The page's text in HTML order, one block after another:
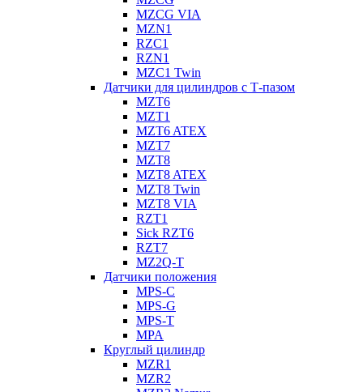
MZCG VIA
MZN1
RZC1
RZN1
MZC1 Twin
Датчики для цилиндров с Т-пазом
MZT6
MZT1
MZT6 ATEX
MZT7
MZT8
MZT8 ATEX
MZT8 Twin
MZT8 VIA
RZT1
Sick RZT6
RZT7
MZ2Q-T
Датчики положения
MPS-C
MPS-G
MPS-T
MPA
Круглый цилиндр
MZR1
MZR2